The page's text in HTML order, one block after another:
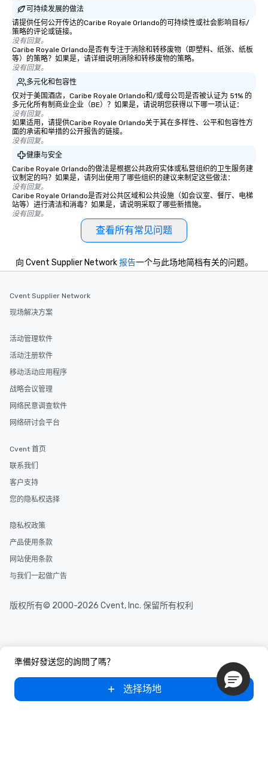
可持续发展的做法
请提供任何公开传达的Caribe Royale Orlando的可持续性或社会影响目标/
策略的评论或链接。
没有回复。
Caribe Royale Orlando是否有专注于消除和转移废物（即塑料、纸张、纸板
等）的策略？如果是，请详细说明消除和转移废物的策略。
没有回复。
多元化和包容性
仅对于美国酒店，Caribe Royale Orlando和/或母公司是否被认证为 51% 的
多元化所有制商业企业（BE）？如果是，请说明您获得以下哪一项认证：
没有回复。
如果适用，请提供Caribe Royale Orlando关于其在多样性、公平和包容性方
面的承诺和举措的公开报告的链接。
没有回复。
健康与安全
Caribe Royale Orlando的做法是根据公共政府实体或私营组织的卫生服务建
议制定的吗？如果是，请列出使用了哪些组织的建议来制定这些做法：
没有回复。
Caribe Royale Orlando是否对公共区域和公共设施（如会议室、餐厅、电梯
站等）进行清洁和消毒？如果是，请说明采取了哪些新措施。
没有回复。
查看所有常见问题
準備好發送您的詢問了嗎？
选择场地
向 Cvent Supplier Network报告一个与此场地简档有关的问题。
Cvent Supplier Network
现场解决方案
活动管理软件
活动注册软件
移动活动应用程序
战略会议管理
网络民意调查软件
网络研讨会平台
Cvent 首页
联系我们
客户支持
您的隐私权选择
隐私权政策
产品使用条款
网站使用条款
与我们一起做广告
版权所有© 2000-2026 Cvent, Inc. 保留所有权利